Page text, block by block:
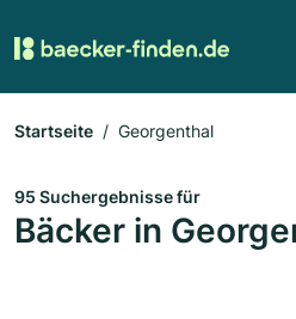
Startseite Georgenthal
95 Suchergebnisse für
Bäcker in